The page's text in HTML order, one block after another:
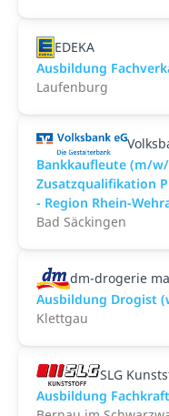
EDEKA
Ausbildung
Laufenburg
Bankkaufleute (m/
Zusatzqualifikation
- Region Rhein-
Bad Säckingen
dm-drogerie
Ausbildung Drogist
Klettgau
SLG
Ausbildung